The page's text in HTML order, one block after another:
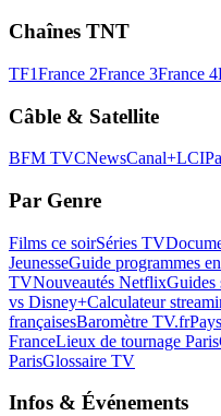
Chaînes TNT
TF1France 2France 3France 4
Câble & Satellite
BFM TVCNewsCanal+LCI
Par Genre
Films ce soirSéries TV
JeunesseGuide programmes
TVNouveautés NetflixGuides
vs Disney+Calculateur
françaisesBaromètre TV.fr
FranceLieux de tournage Paris
ParisGlossaire TV
Infos & Événements